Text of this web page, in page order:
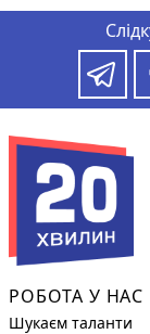
РОБОТА У НАС
Шукаєм таланти